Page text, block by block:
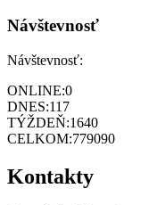
Návštevnosť
Návštevnosť:
ONLINE:0
DNES:117
TÝŽDEŇ:1640
CELKOM:779090
Kontakty